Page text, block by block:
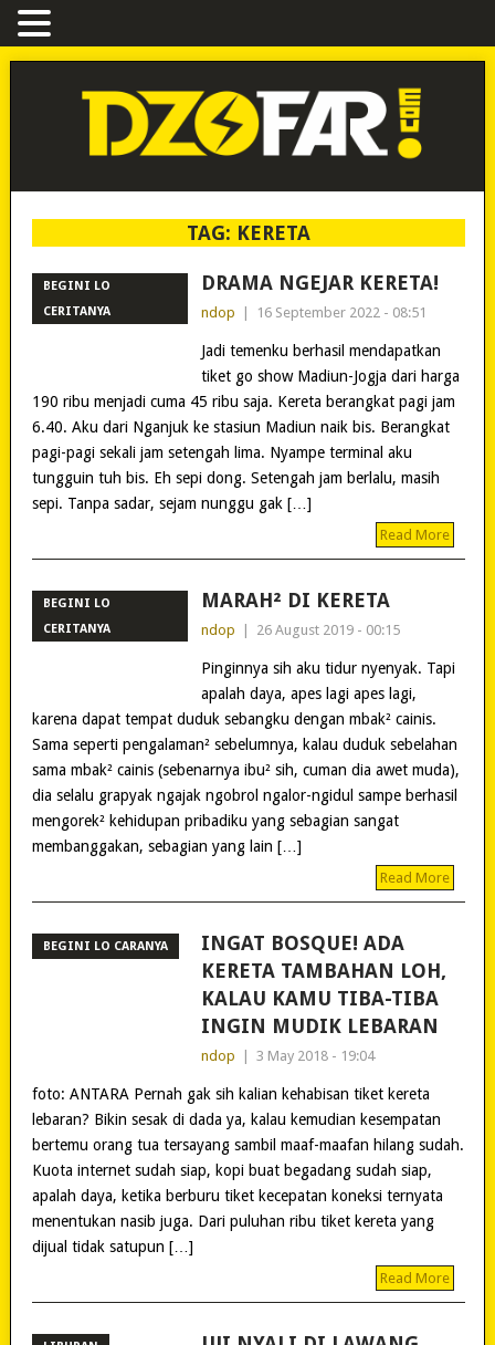
TAG: KERETA
BEGINI LO
CERITANYA
DRAMA NGEJAR KERETA!
ndop 16 September 2022 - 08:51
Jadi temenku berhasil mendapatkan
tiket go show Madiun-Jogja dari harga
190 ribu menjadi cuma 45 ribu saja. Kereta berangkat pagi jam
6.40. Aku dari Nganjuk ke stasiun Madiun naik bis. Berangkat
pagi-pagi sekali jam setengah lima. Nyampe terminal aku
tungguin tuh bis. Eh sepi dong. Setengah jam berlalu, masih
sepi. Tanpa sadar, sejam nunggu gak […]
Read More
BEGINI LO
CERITANYA
MARAH² DI KERETA
ndop 26 August 2019 - 00:15
Pinginnya sih aku tidur nyenyak. Tapi
apalah daya, apes lagi apes lagi,
karena dapat tempat duduk sebangku dengan mbak² cainis.
Sama seperti pengalaman² sebelumnya, kalau duduk sebelahan
sama mbak² cainis (sebenarnya ibu² sih, cuman dia awet muda),
dia selalu grapyak ngajak ngobrol ngalor-ngidul sampe berhasil
mengorek² kehidupan pribadiku yang sebagian sangat
membanggakan, sebagian yang lain […]
Read More
BEGINI LO CARANYA
INGAT BOSQUE! ADA
KERETA TAMBAHAN LOH,
KALAU KAMU TIBA-TIBA
INGIN MUDIK LEBARAN
ndop 3 May 2018 - 19:04
foto: ANTARA Pernah gak sih kalian kehabisan tiket kereta
lebaran? Bikin sesak di dada ya, kalau kemudian kesempatan
bertemu orang tua tersayang sambil maaf-maafan hilang sudah.
Kuota internet sudah siap, kopi buat begadang sudah siap,
apalah daya, ketika berburu tiket kecepatan koneksi ternyata
menentukan nasib juga. Dari puluhan ribu tiket kereta yang
dijual tidak satupun […]
Read More